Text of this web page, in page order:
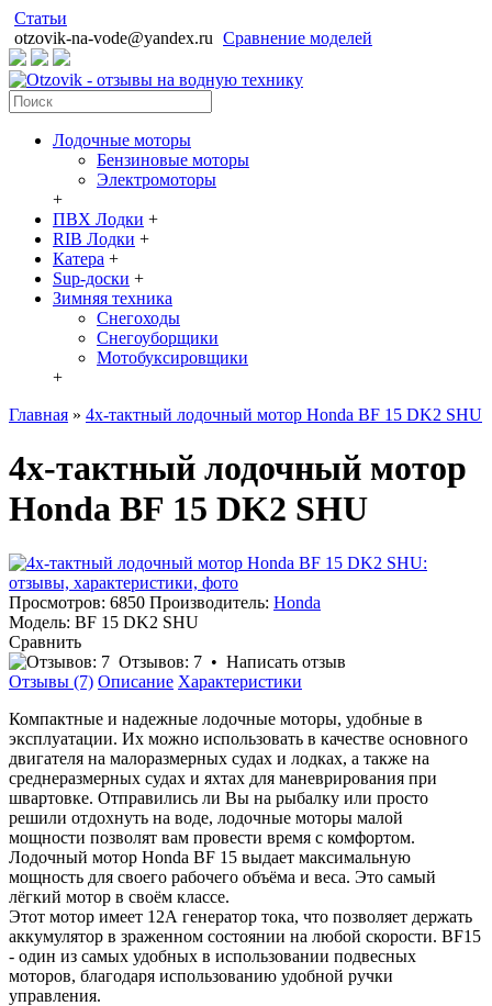
Статьи
otzovik-na-vode@yandex.ru Сравнение моделей
Лодочные моторы
Бензиновые моторы
Электромоторы
+
ПВХ Лодки +
RIB Лодки +
Катера +
Sup-доски +
Зимняя техника
Снегоходы
Cнегоуборщики
Мотобуксировщики
+
Главная » 4х-тактный лодочный мотор Honda BF 15 DK2 SHU
4х-тактный лодочный мотор
Honda BF 15 DK2 SHU
Просмотров: 6850 Производитель: Honda
Модель: BF 15 DK2 SHU
Сравнить
Отзывов: 7 • Написать отзыв
Отзывы (7) Описание Характеристики
Компактные и надежные лодочные моторы, удобные в
эксплуатации. Их можно использовать в качестве основного
двигателя на малоразмерных судах и лодках, а также на
среднеразмерных судах и яхтах для маневрирования при
швартовке. Отправились ли Вы на рыбалку или просто
решили отдохнуть на воде, лодочные моторы малой
мощности позволят вам провести время с комфортом.
Лодочный мотор Honda BF 15 выдает максимальную
мощность для своего рабочего объёма и веса. Это самый
лёгкий мотор в своём классе.
Этот мотор имеет 12А генератор тока, что позволяет держать
аккумулятор в зраженном состоянии на любой скорости. BF15
- один из самых удобных в использовании подвесных
моторов, благодаря использованию удобной ручки
управления.